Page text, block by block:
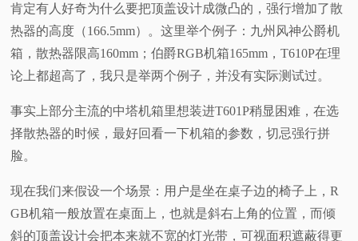
肯定有人好奇为什么要把顶盖设计成微凸的，强行增加了散
热器的高度（166.5mm）。这里举个例子：九州风神公爵机
箱，散热器限高160mm；伯爵RGB机箱165mm，T610P在理
论上都超高了，我只是举两个例子，并没有实际测试过。
事实上部分主流的中塔机箱里想装进T601P稍显困难，在选
择散热器的时候，最好回看一下机箱的参数，切忌强行拼
脸。
现在我们来假设一个场景：用户是坐在桌子边的椅子上，R
GB机箱一般放置在桌面上，也就是斜右上角的位置，而倾
斜的顶盖设计会把本来就不宽的灯光带，可视面积遮蔽得更